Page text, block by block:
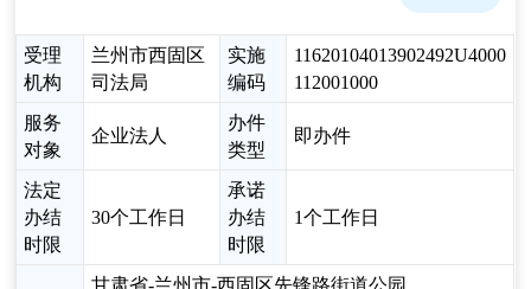
受理
机构
兰州市西固区
司法局
实施
编码
11620104013902492U4000
112001000
服务
对象
企业法人
办件
类型
即办件
法定
办结
时限
30个工作日
承诺
办结
时限
1个工作日